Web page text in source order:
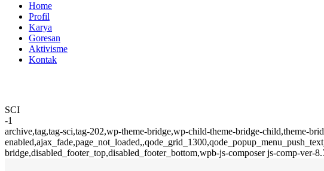
Home
Profil
Karya
Goresan
Aktivisme
Kontak
SCI
-1
archive,tag,tag-sci,tag-202,wp-theme-bridge,wp-child-theme-bridge-child,theme-
bridge,disabled_footer_top,disabled_footer_bottom,wpb-js-composer js-comp-ver-